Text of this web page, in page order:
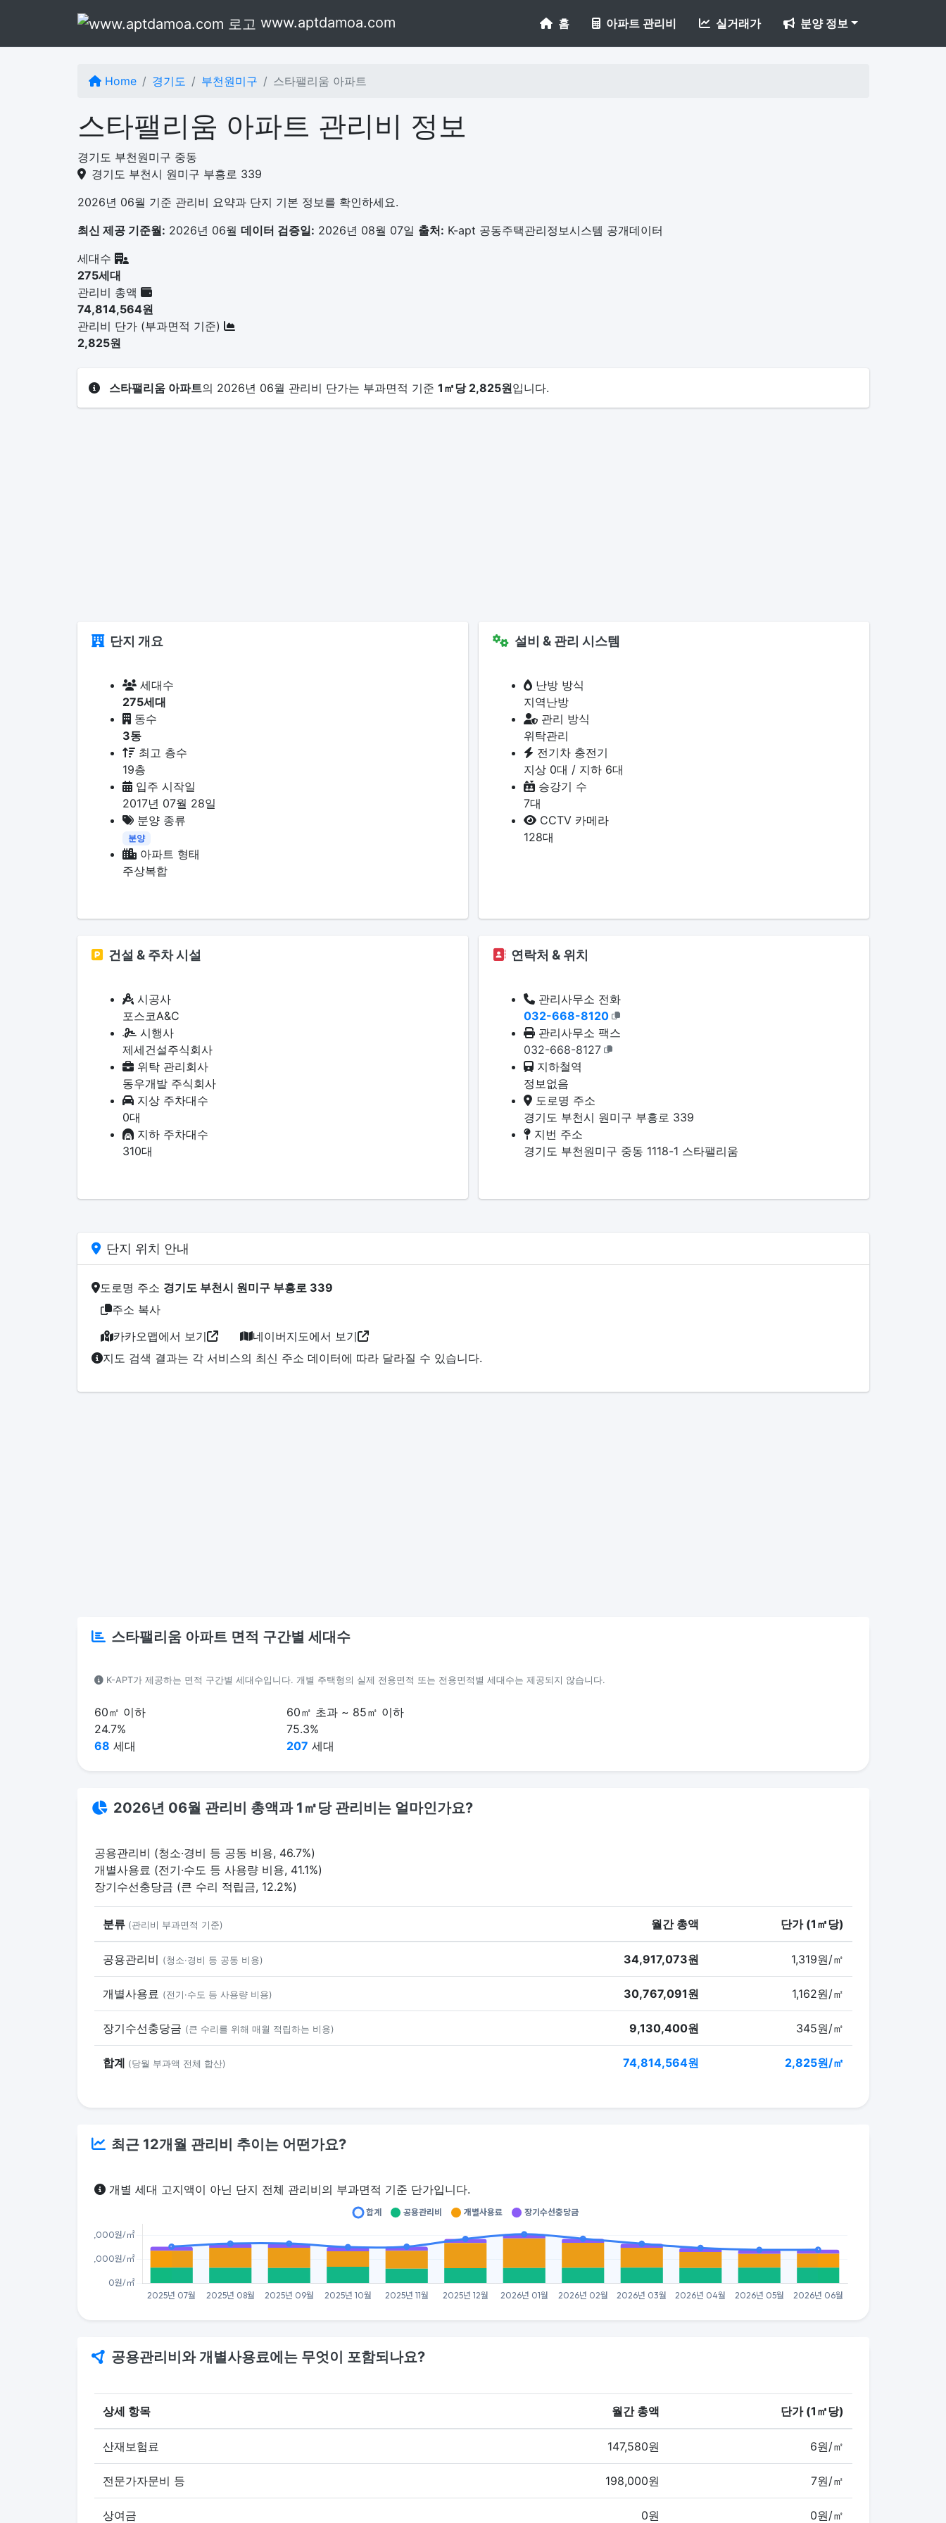
www.aptdamoa.com 홈 아파트 관리비 실거래가 분양 정보
Home 경기도 부천원미구 스타팰리움 아파트
스타팰리움 아파트 관리비 정보
경기도 부천원미구 중동
경기도 부천시 원미구 부흥로 339
2026년 06월 기준 관리비 요약과 단지 기본 정보를 확인하세요.
최신 제공 기준월: 2026년 06월 데이터 검증일: 2026년 08월 07일 출처: K-apt 공동주택관리정보시스템 공개데이터
세대수
275세대
관리비 총액
74,814,564원
관리비 단가 (부과면적 기준)
2,825원
스타팰리움 아파트의 2026년 06월 관리비 단가는 부과면적 기준 1㎡당 2,825원입니다.
단지 개요
세대수
275세대
동수
3동
최고 층수
19층
입주 시작일
2017년 07월 28일
분양 종류
분양
아파트 형태
주상복합
설비 & 관리 시스템
난방 방식
지역난방
관리 방식
위탁관리
전기차 충전기
지상 0대 / 지하 6대
승강기 수
7대
CCTV 카메라
128대
건설 & 주차 시설
시공사
포스코A&C
시행사
제세건설주식회사
위탁 관리회사
동우개발 주식회사
지상 주차대수
0대
지하 주차대수
310대
연락처 & 위치
관리사무소 전화
032-668-8120
관리사무소 팩스
032-668-8127
지하철역
정보없음
도로명 주소
경기도 부천시 원미구 부흥로 339
지번 주소
경기도 부천원미구 중동 1118-1 스타팰리움
단지 위치 안내
도로명 주소 경기도 부천시 원미구 부흥로 339
주소 복사
카카오맵에서 보기
네이버지도에서 보기
지도 검색 결과는 각 서비스의 최신 주소 데이터에 따라 달라질 수 있습니다.
스타팰리움 아파트 면적 구간별 세대수
K-APT가 제공하는 면적 구간별 세대수입니다. 개별 주택형의 실제 전용면적 또는 전용면적별 세대수는 제공되지 않습니다.
60㎡ 이하
24.7%
68 세대
60㎡ 초과 ~ 85㎡ 이하
75.3%
207 세대
2026년 06월 관리비 총액과 1㎡당 관리비는 얼마인가요?
공용관리비 (청소·경비 등 공동 비용, 46.7%)
개별사용료 (전기·수도 등 사용량 비용, 41.1%)
장기수선충당금 (큰 수리 적립금, 12.2%)
분류 (관리비 부과면적 기준) 월간 총액 단가 (1㎡당)
공용관리비 (청소·경비 등 공동 비용) 34,917,073원 1,319원/㎡
개별사용료 (전기·수도 등 사용량 비용) 30,767,091원 1,162원/㎡
장기수선충당금 (큰 수리를 위해 매월 적립하는 비용) 9,130,400원 345원/㎡
합계 (당월 부과액 전체 합산) 74,814,564원 2,825원/㎡
최근 12개월 관리비 추이는 어떤가요?
개별 세대 고지액이 아닌 단지 전체 관리비의 부과면적 기준 단가입니다.
공용관리비와 개별사용료에는 무엇이 포함되나요?
상세 항목 월간 총액 단가 (1㎡당)
산재보험료 147,580원 6원/㎡
전문가자문비 등 198,000원 7원/㎡
상여금 0원 0원/㎡